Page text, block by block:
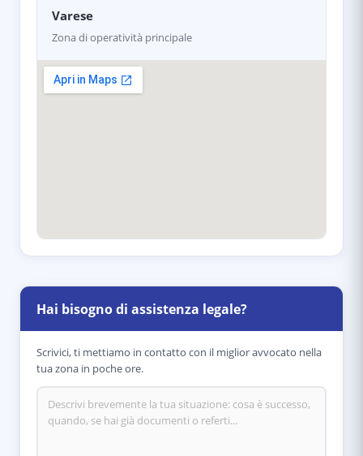
Varese
Zona di operatività principale
Hai bisogno di assistenza legale?
Scrivici, ti mettiamo in contatto con il miglior avvocato nella
tua zona in poche ore.